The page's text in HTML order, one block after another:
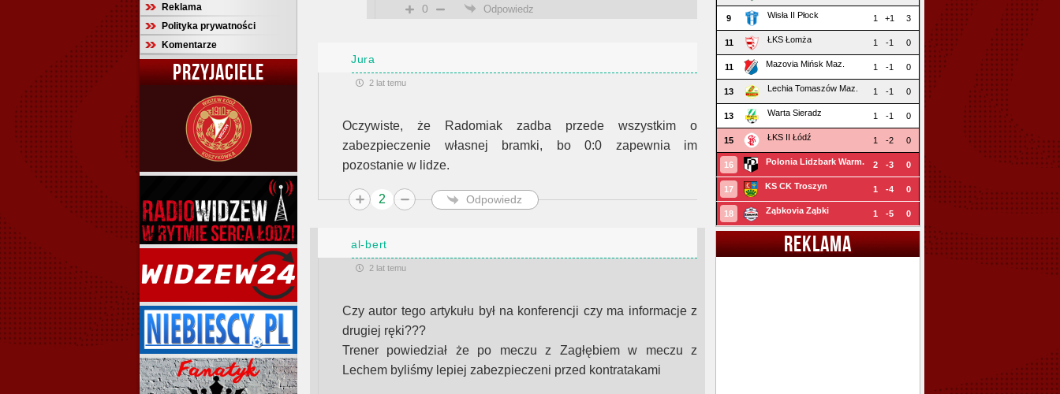
Reklama
Polityka prywatności
Komentarze
PRZYJACIELE
0 Odpowiedz
Jura
2 lat temu
Oczywiste, że Radomiak zadba przede wszystkim o
zabezpieczenie własnej bramki, bo 0:0 zapewnia im
pozostanie w lidze.
2 Odpowiedz
al-bert
2 lat temu
Czy autor tego artykułu był na konferencji czy ma informacje z
drugiej ręki???
Trener powiedział że po meczu z Zagłębiem w meczu z
Lechem byliśmy lepiej zabezpieczeni przed kontratakami
9 Wisła II Płock 1 +1 3
11 ŁKS Łomża 1 -1 0
11 Mazovia Mińsk Maz. 1 -1 0
13 Lechia Tomaszów Maz. 1 -1 0
13 Warta Sieradz 1 -1 0
15 ŁKS II Łódź 1 -2 0
16 Polonia Lidzbark Warm. 2 -3 0
17 KS CK Troszyn 1 -4 0
18 Ząbkovia Ząbki 1 -5 0
REKLAMA